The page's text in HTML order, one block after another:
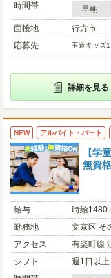
時間帯
早朝
面接地
行方市
応募先
玉造キッズ
詳細を見る
NEW アルバイト・パート
【学
無資
給与
時給1480
勤務地
文京区 そ
アクセス
有楽町線
シフト
週1日以